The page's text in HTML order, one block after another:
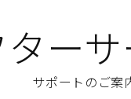
ー
サポートのご案